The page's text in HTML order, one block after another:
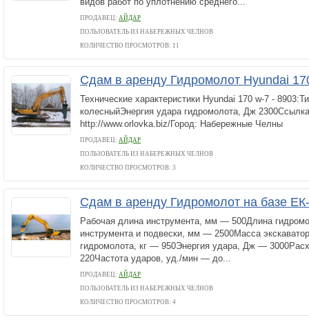
ПРОДАВЕЦ: АЙДАР
ПОЛЬЗОВАТЕЛЬ ИЗ НАБЕРЕЖНЫХ ЧЕЛНОВ
КОЛИЧЕСТВО ПРОСМОТРОВ: 11
Сдам в аренду Гидромолот Hyundai
Технические характеристики Hyundai 170 w-7 -
колесныйЭнергия удара гидромолота, Дж
http://www.orlovka.biz/Город: Набережные Челны
ПРОДАВЕЦ: АЙДАР
ПОЛЬЗОВАТЕЛЬ ИЗ НАБЕРЕЖНЫХ ЧЕЛНОВ
КОЛИЧЕСТВО ПРОСМОТРОВ: 3
Сдам в аренду Гидромолот на базе
Рабочая длина инструмента, мм — 500Длина
инструмента и подвески, мм — 2500Масса
гидромолота, кг — 950Энергия удара, Дж —
220Частота ударов, уд./мин — до...
ПРОДАВЕЦ: АЙДАР
ПОЛЬЗОВАТЕЛЬ ИЗ НАБЕРЕЖНЫХ ЧЕЛНОВ
КОЛИЧЕСТВО ПРОСМОТРОВ: 4